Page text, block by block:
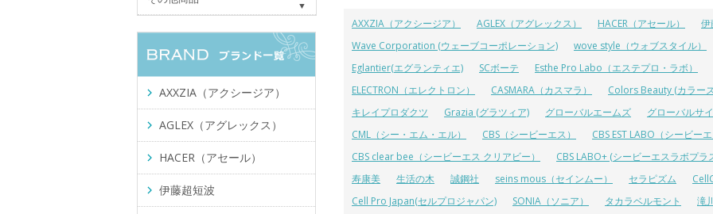
AXXZIA（アクシージア） AGLEX（アグレックス） HACER（アセール）
伊
Wave Corporation (ウェーブコーポレーション)
wove style（ウォブスタイル）
Eglantier(エグランティエ)
SCボーテ Esthe Pro Labo（エステプロ・ラボ）
ELECTRON（エレクトロン）
CASMARA（カスマラ） Colors Beauty (カラー
キレイプロダクツ
Grazia (グラツィア) グローバルエームズ グローバルサ
CML（シー・エム・エル）
CBS（シービーエス）
CBS EST LABO（シービー
CBS clear bee（シービーエス クリアビー）
CBS LABO+ (シービーエスラボプラ
寿康美
生活の木 誠鋼社 seins mous（セインムー） セラピズム
Cell Pro Japan(セルプロジャパン)
SONIA（ソニア） タカラベルモント 滝
AXXZIA（アクシージア）
AGLEX（アグレックス）
HACER（アセール）
伊藤超短波